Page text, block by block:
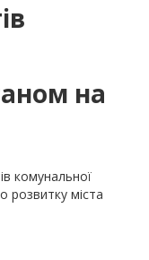
на
комунальної
розвитку міста